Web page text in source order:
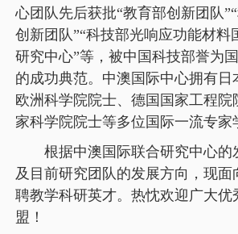
心团队先后获批“教育部创新团队
创新团队”“科技部光响应功能材料
研究中心”等，被中国科技部誉为
的成功典范。中澳国际中心拥有日
欧洲科学院院士、德国国家工程院
家科学院院士等多位国际一流专家
根据中澳国际联合研究中心的
及目前研究团队的发展方向，现面
聘教学科研英才。热忱欢迎广大优
盟！